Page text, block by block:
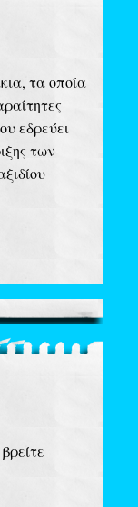
τα οποία
εδρεύει
των